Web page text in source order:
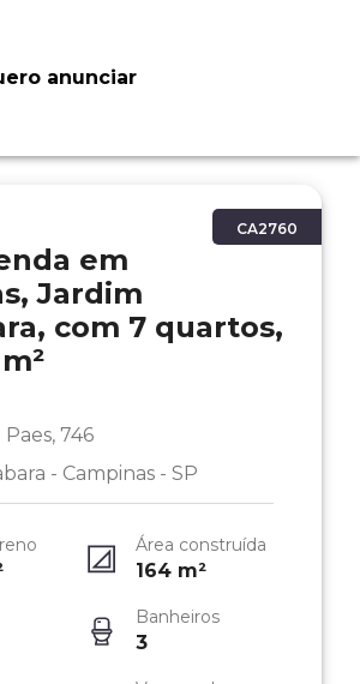
anunciar
CA2760
em
Jardim
com 7 quartos,
746
- Campinas - SP
Área construída
164 m²
Banheiros
3